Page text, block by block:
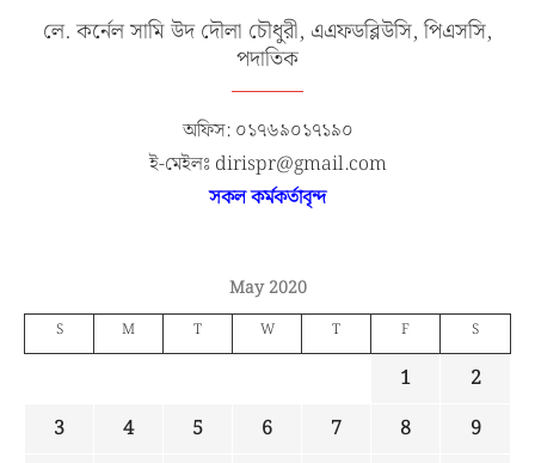
লে. কর্নেল সামি উদ দৌলা চৌধুরী, এএফডব্লিউসি, পিএসসি,
পদাতিক
অফিস: ০১৭৬৯০১৭১৯০
ই-মেইলঃ dirispr@gmail.com
সকল কর্মকর্তাবৃন্দ
May 2020
S M T W T F S
1
2
3
4 5 6 7 8
9